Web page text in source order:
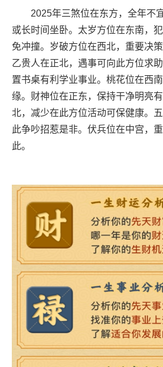
2025年三煞位在东方，全年不
或长时间坐卧。太岁方位在东南，
免冲撞。岁破方位在西北，重要决
乙贵人在正北，遇事可向此方位求
置书桌有利学业事业。桃花位在西
缘。财神位在正东，保持干净明亮
北，减少在此方位活动可保健康。
此争吵招惹是非。伏兵位在中宫，
此。